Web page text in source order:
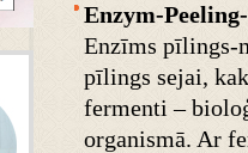
Enzym-
Enzīms pīlings-
pīlings sejai,
fermenti –
organismā. Ar